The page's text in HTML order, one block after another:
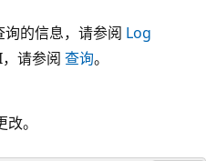
的信息，请参阅 Log
请参阅 查询。
。